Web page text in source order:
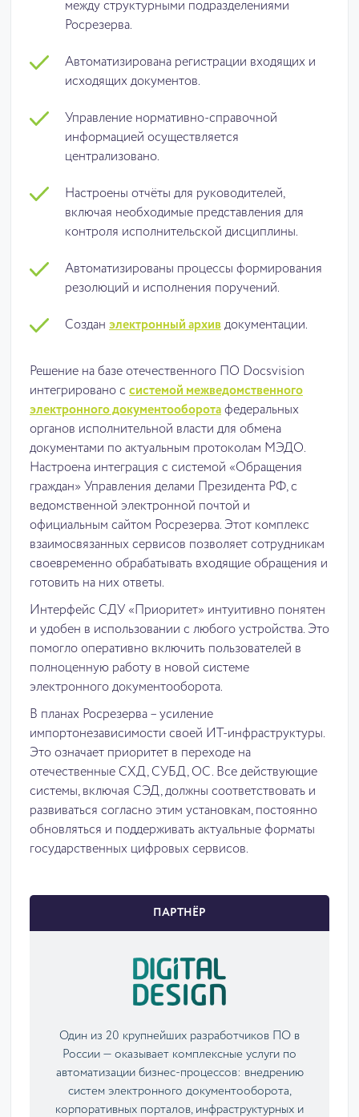
между структурными подразделениями
Росрезерва.
Автоматизирована регистрации входящих и
исходящих документов.
Управление нормативно-справочной
информацией осуществляется
централизовано.
Настроены отчёты для руководителей,
включая необходимые представления для
контроля исполнительской дисциплины.
Автоматизированы процессы формирования
резолюций и исполнения поручений.
Создан электронный архив документации.
Решение на базе отечественного ПО Docsvision
интегрировано с системой межведомственного
электронного документооборота федеральных
органов исполнительной власти для обмена
документами по актуальным протоколам МЭДО.
Настроена интеграция с системой «Обращения
граждан» Управления делами Президента РФ, с
ведомственной электронной почтой и
официальным сайтом Росрезерва. Этот комплекс
взаимосвязанных сервисов позволяет сотрудникам
своевременно обрабатывать входящие обращения и
готовить на них ответы.
Интерфейс СДУ «Приоритет» интуитивно понятен
и удобен в использовании с любого устройства. Это
помогло оперативно включить пользователей в
полноценную работу в новой системе
электронного документооборота.
В планах Росрезерва – усиление
импортонезависимости своей ИТ-инфраструктуры.
Это означает приоритет в переходе на
отечественные СХД, СУБД, ОС. Все действующие
системы, включая СЭД, должны соответствовать и
развиваться согласно этим установкам, постоянно
обновляться и поддерживать актуальные форматы
государственных цифровых сервисов.
ПАРТНЁР
Один из 20 крупнейших разработчиков ПО в
России — оказывает комплексные услуги по
автоматизации бизнес-процессов: внедрению
систем электронного документооборота,
корпоративных порталов, инфраструктурных и